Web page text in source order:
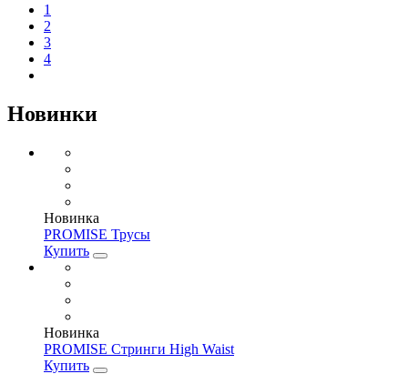
1
2
3
4
Новинки
Новинка
PROMISE Трусы
Купить
Новинка
PROMISE Стринги High Waist
Купить